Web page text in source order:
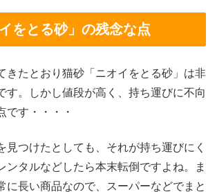
をとる砂」の残念な点
きたとおり猫砂「ニオイをとる砂」は非
す。しかし値段が高く、持ち運びに不向
です・・・・
見つけたとしても、それが持ち運びにく
ンタルなどしたら本末転倒ですよね。ま
に長い商品なので、スーパーなどでまと